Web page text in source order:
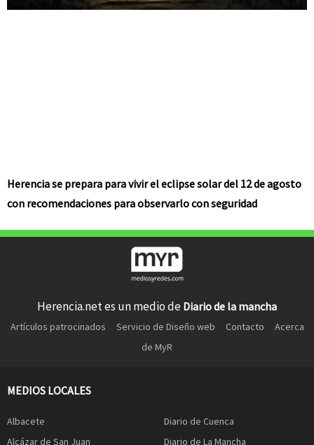
Herencia se prepara para vivir el eclipse solar del 12 de agosto
con recomendaciones para observarlo con seguridad
Herencia.net es un medio de Diario de la mancha
Artículos patrocinados Servicio de Diseño web Contacto
Acerca
de MyR
MEDIOS LOCALES
Albacete
Alcázar de San Juan
Diario de Cuenca
Diario de La Mancha